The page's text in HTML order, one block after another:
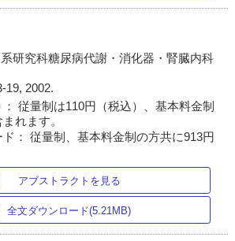
研究科糖尿病代謝・消化器・腎臓内科
19, 2002.
従量制は110円（税込）、基本料金制
れます。
： 従量制、基本料金制の方共に913円
アブストラクトを見る
全文ダウンロード(5.21MB)